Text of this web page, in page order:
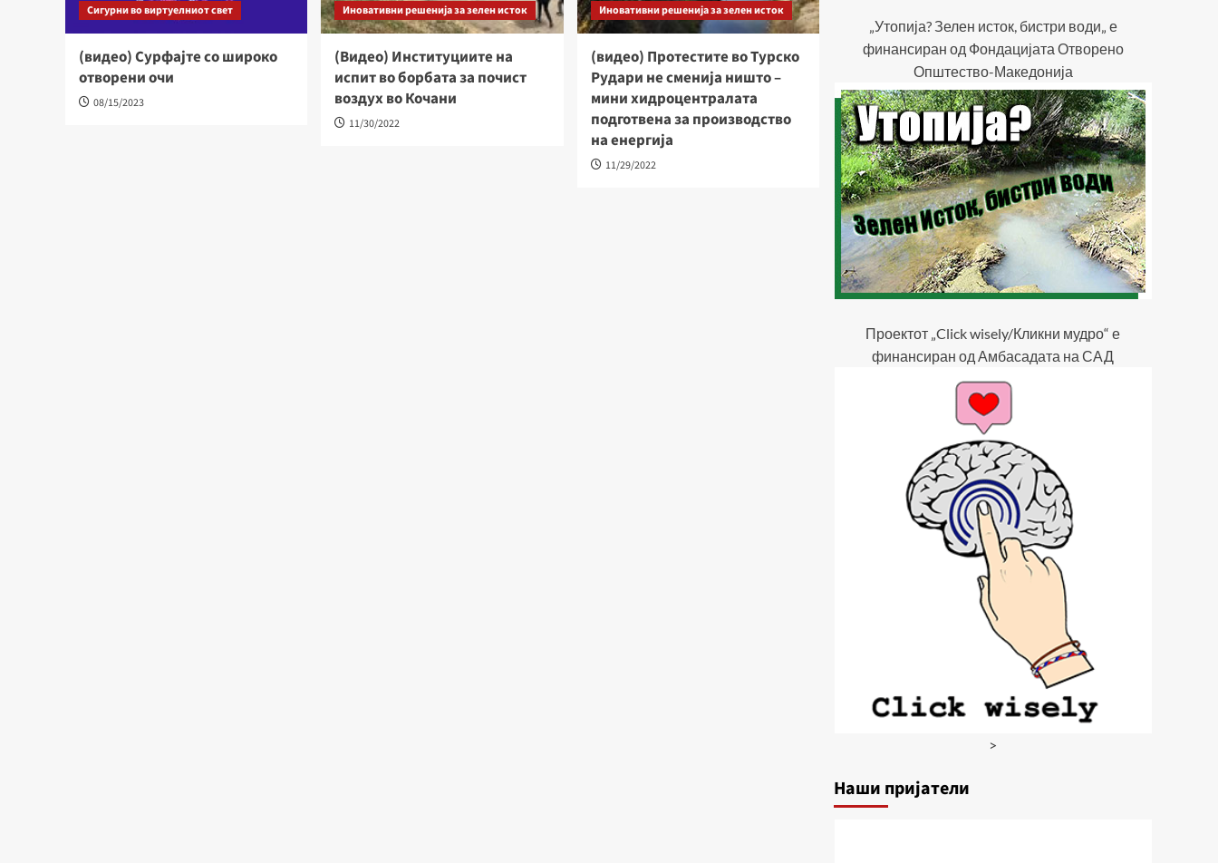
Сигурни во виртуелниот свет
(видео) Сурфајте со широко
отворени очи
08/15/2023
Иновативни решенија за зелен исток
(Видео) Институциите на
испит во борбата за почист
воздух во Кочани
11/30/2022
Иновативни решенија за зелен исток
(видео) Протестите во Турско
Рудари не сменија ништо –
мини хидроцентралата
подготвена за производство
на енергија
11/29/2022
„Утопија? Зелен исток, бистри води„ е
финансиран од Фондацијата Отворено
Општество-Македонија
Проектот „Click wisely/Кликни мудро“ е
финансиран од Амбасадата на САД
>
Наши пријатели